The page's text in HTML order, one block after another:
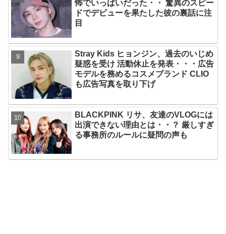
怖でいっぱいだった・・ 驚異のスピー
ドでデビューを果たした彼の裏話に注
目
Stray Kids ヒョンジン、過去のいじめ
疑惑を受け 活動休止を発表・・・広告
モデルを務めるコスメブランド CLIO
も広告写真を取り下げ
BLACKPINK リサ、友達のVLOGには
出演できない理由とは・・？ 厳しすぎ
る事務所のルールに疑問の声も